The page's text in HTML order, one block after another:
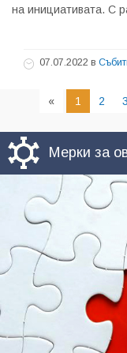
на инициативата. С
07.07.2022 в
« 1 2 3
Мерки за